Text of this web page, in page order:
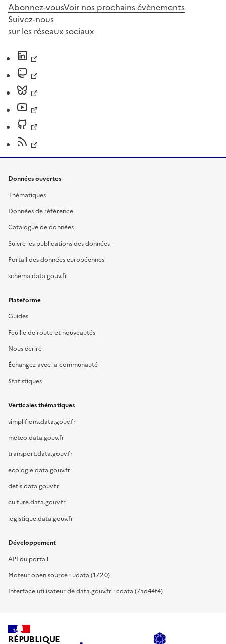
Abonnez-vousVoir nos prochains évènements
Suivez-nous
sur les réseaux sociaux
Données ouvertes
Thématiques
Données de référence
Catalogue de données
Suivre les publications des données
Portail des données européennes
schema.data.gouv.fr
Plateforme
Guides
Feuille de route et nouveautés
Nous écrire
Échangez avec la communauté
Statistiques
Verticales thématiques
simplifions.data.gouv.fr
meteo.data.gouv.fr
transport.data.gouv.fr
ecologie.data.gouv.fr
defis.data.gouv.fr
culture.data.gouv.fr
logistique.data.gouv.fr
Développement
API du portail
Moteur open source : udata (17.2.0)
Interface utilisateur de data.gouv.fr : cdata (7ad44f4)
RÉPUBLIQUE